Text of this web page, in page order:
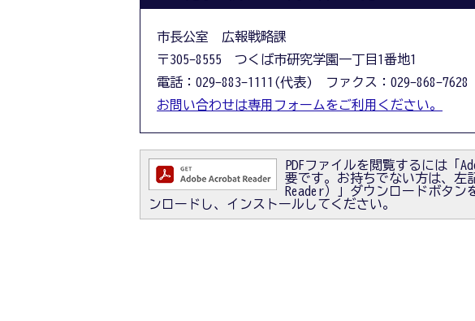
市長公室 広報戦略課
〒305-8555 つくば市研究学園一丁目1番地1
電話：029-883-1111(代表) ファクス：029-868-7628
お問い合わせは専用フォームをご利用ください。
PDFファイルを閲覧するには「
要です。お持ちでない方は、左
Reader）」ダウンロードボタ
ンロードし、インストールしてください。